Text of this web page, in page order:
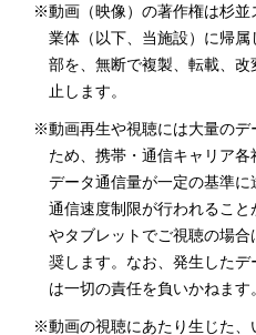
※動画（映像）の著作権は杉並
業体（以下、当施設）に帰
部を、無断で複製、転載、
止します。
※動画再生や視聴には大量のデ
ため、携帯・通信キャリア各
データ通信量が一定の基準
通信速度制限が行われるこ
やタブレットでご視聴の場
奨します。なお、発生した
は一切の責任を負いかねます
※動画の視聴にあたり生じた、